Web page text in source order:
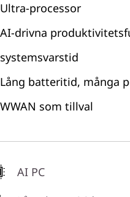
Ultra-processor
AI-drivna
systemsvarstid
Lång batteritid, många
WWAN som tillval
AI PC